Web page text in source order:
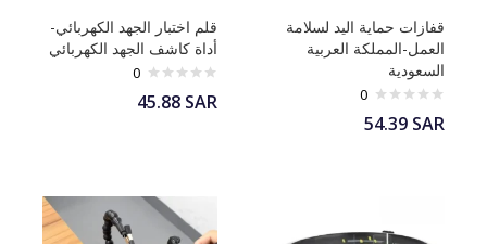
قفازات حماية اليد لسلامة
العمل-المملكة العربية
السعودية
0
54.39 SAR
قلم اختبار الجهد الكهربائي-
أداة كاشف الجهد الكهربائي
0
45.88 SAR